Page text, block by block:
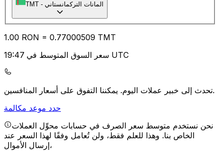
TMT - المانات التركمانستاني
1.00 RON = 0.77000509 TMT
سعر السوق المتوسط في 19:47 UTC
تحدث إلى خبير عملات اليوم.يمكننا التفوق على أسعار المنافسين.
حدد موعد مكالمة
نحن نستخدم متوسط سعر الصرف في حسابات محوِّل العملات
الخاص بنا. وهذا للعلم فقط، ولن تُعامل وفقًا لهذا السعر عند
إرسال الأموال،